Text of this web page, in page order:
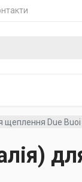
щеплення Due Buoi